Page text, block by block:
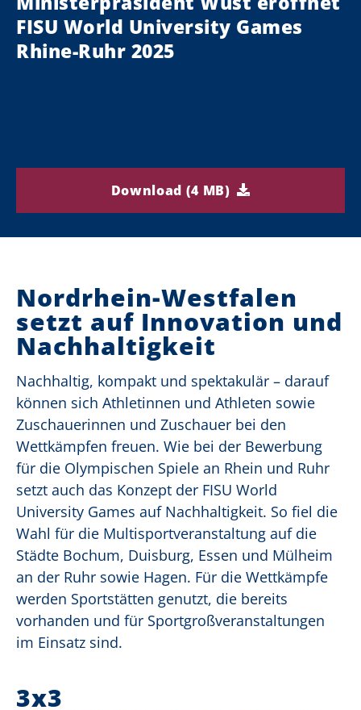
FISU World University Games
Rhine-Ruhr 2025
Download (4 MB)
Nordrhein-Westfalen
setzt auf Innovation und
Nachhaltigkeit
Nachhaltig, kompakt und spektakulär – darauf
können sich Athletinnen und Athleten sowie
Zuschauerinnen und Zuschauer bei den
Wettkämpfen freuen. Wie bei der Bewerbung
für die Olympischen Spiele an Rhein und Ruhr
setzt auch das Konzept der FISU World
University Games auf Nachhaltigkeit. So fiel die
Wahl für die Multisportveranstaltung auf die
Städte Bochum, Duisburg, Essen und Mülheim
an der Ruhr sowie Hagen. Für die Wettkämpfe
werden Sportstätten genutzt, die bereits
vorhanden und für Sportgroßveranstaltungen
im Einsatz sind.
3x3